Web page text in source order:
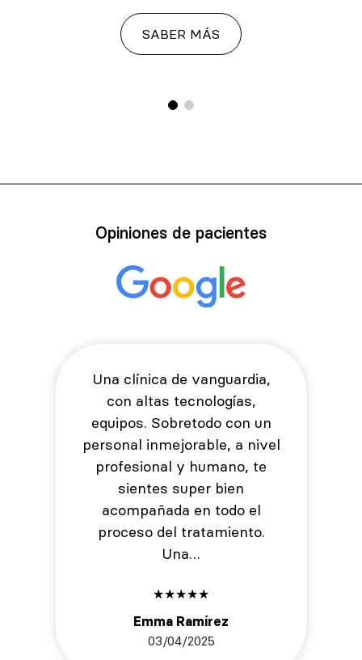
SABER MÁS
Opiniones de pacientes
Una clínica de vanguardia,
con altas tecnologías,
equipos. Sobretodo con un
personal inmejorable, a nivel
profesional y humano, te
sientes super bien
acompañada en todo el
proceso del tratamiento.
Una…
★★★★★
Emma Ramírez
03/04/2025